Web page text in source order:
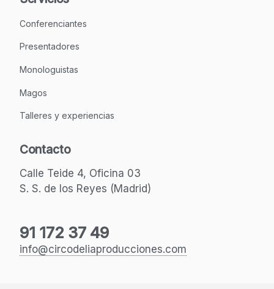
Conferenciantes
Presentadores
Monologuistas
Magos
Talleres y experiencias
Contacto
Calle Teide 4, Oficina 03
S. S. de los Reyes (Madrid)
91 172 37 49
info@circodeliaproducciones.com